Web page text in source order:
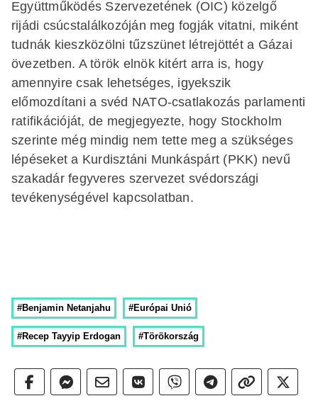
Együttműködés Szervezetének (OIC) közelgő
rijádi csúcstalálkozóján meg fogják vitatni, miként
tudnák kieszközölni tűzszünet létrejöttét a Gázai
övezetben. A török elnök kitért arra is, hogy
amennyire csak lehetséges, igyekszik
előmozdítani a svéd NATO-csatlakozás parlamenti
ratifikációját, de megjegyezte, hogy Stockholm
szerinte még mindig nem tette meg a szükséges
lépéseket a Kurdisztáni Munkáspárt (PKK) nevű
szakadár fegyveres szervezet svédországi
tevékenységével kapcsolatban.
#Benjamin Netanjahu #Európai Unió
#Recep Tayyip Erdogan #Törökország